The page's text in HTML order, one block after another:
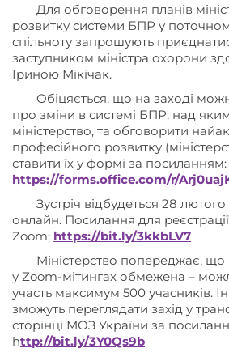
Для обговорення планів
розвитку системи БПР у
спільноту запрошують
заступником міністра охорони
Іриною Мікічак.
Обіцяється, що на заході
про зміни в системі БПР, над
міністерство, та обговорити
професійного розвитку
ставити їх у формі за посиланням:
https://forms.office.com/r/
Зустріч відбудеться 28
онлайн. Посилання для
Zoom: https://bit.ly/3kkbLV7
Міністерство попереджає, що
у Zoom-мітингах обмежена –
участь максимум 500 учасників.
зможуть переглядати захід у
сторінці МОЗ України за
http://bit.ly/3Y0Qs9b